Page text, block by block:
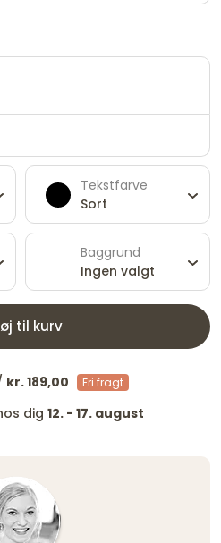
Tekstfarve
Sort
Baggrund
Ingen valgt
til kurv
kr. 189,00 Fri fragt
dig 12. - 17. august